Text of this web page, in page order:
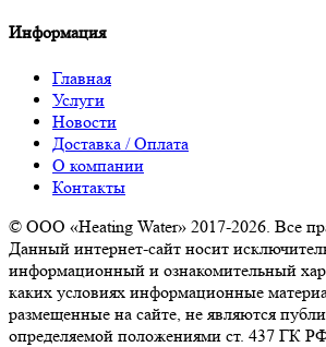
Информация
Главная
Услуги
Новости
Доставка / Оплата
О компании
Контакты
© ООО «Heating Water» 2017-2026. Все
Данный интернет-сайт носит
информационный и ознакомительный
каких условиях информационные
размещенные на сайте, не являются
определяемой положениями ст. 437 ГК